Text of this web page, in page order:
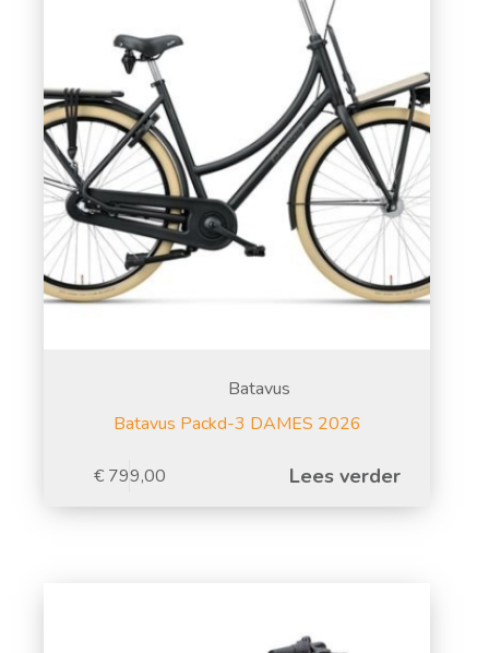
Batavus
Batavus Packd-3 DAMES 2026
€799,00 Lees verder